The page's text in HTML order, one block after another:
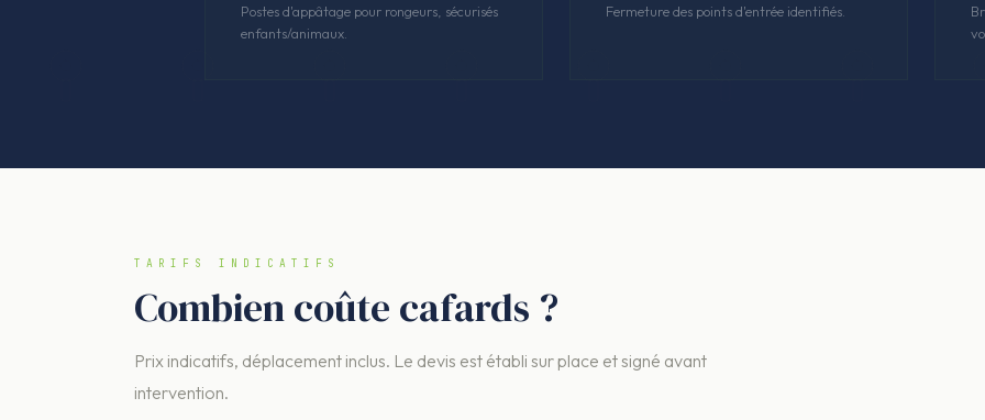
Postes d'appâtage pour rongeurs, sécurisés
enfants/animaux.
Fermeture des points d'entrée identifiés.
TARIFS INDICATIFS
Combien coûte cafards ?
Prix indicatifs, déplacement inclus. Le devis est établi sur place et signé avant
intervention.